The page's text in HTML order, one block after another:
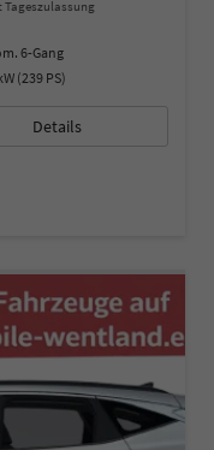
Tageszulassung
6-Gang
(239 PS)
Details